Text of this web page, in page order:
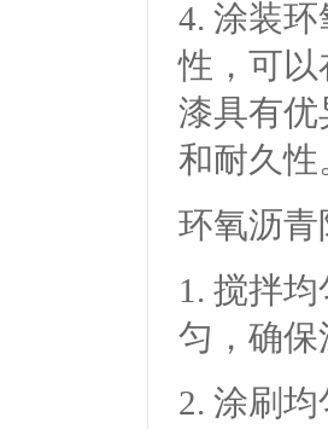
4. 涂装
性，可
漆具有
和耐久性
环氧沥
1. 搅拌
匀，确
2. 涂刷